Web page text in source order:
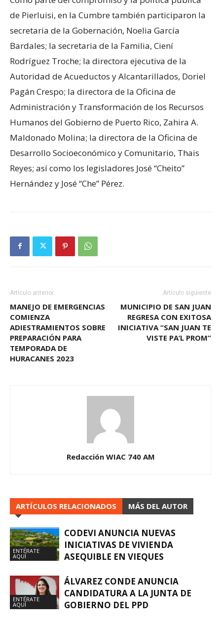
de Pierluisi, en la Cumbre también participaron la
secretaria de la Gobernación, Noelia García
Bardales; la secretaria de la Familia, Ciení
Rodríguez Troche; la directora ejecutiva de la
Autoridad de Acueductos y Alcantarillados, Doriel
Pagán Crespo; la directora de la Oficina de
Administración y Transformación de los Recursos
Humanos del Gobierno de Puerto Rico, Zahira A.
Maldonado Molina; la directora de la Oficina de
Desarrollo Socioeconómico y Comunitario, Thais
Reyes; así como los legisladores José “Cheito”
Hernández y José “Che” Pérez.
Artículo anterior
MANEJO DE EMERGENCIAS
COMIENZA
ADIESTRAMIENTOS SOBRE
PREPARACIÓN PARA
TEMPORADA DE
HURACANES 2023
Artículo siguiente
MUNICIPIO DE SAN JUAN
REGRESA CON EXITOSA
INICIATIVA “SAN JUAN TE
VISTE PA’L PROM”
Redacción WIAC 740 AM
ARTÍCULOS RELACIONADOS MÁS DEL AUTOR
ENTÉRATE
AQUÍ
CODEVI ANUNCIA NUEVAS
INICIATIVAS DE VIVIENDA
ASEQUIBLE EN VIEQUES
ENTÉRATE
AQUÍ
ÁLVAREZ CONDE ANUNCIA
CANDIDATURA A LA JUNTA DE
GOBIERNO DEL PPD